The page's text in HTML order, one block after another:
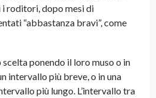
roditori, dopo mesi di
“abbastanza bravi”, come
ponendo il loro muso o in
intervallo più breve, o in una
più lungo. L’intervallo tra